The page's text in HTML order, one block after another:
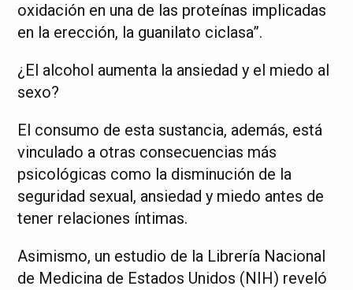
oxidación en una de las proteínas implicadas
en la erección, la guanilato ciclasa”.
¿El alcohol aumenta la ansiedad y el miedo al
sexo?
El consumo de esta sustancia, además, está
vinculado a otras consecuencias más
psicológicas como la disminución de la
seguridad sexual, ansiedad y miedo antes de
tener relaciones íntimas.
Asimismo, un estudio de la Librería Nacional
de Medicina de Estados Unidos (NIH) reveló